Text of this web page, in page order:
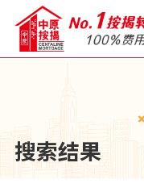
关于我们
格到至抵按揭
搜索结果